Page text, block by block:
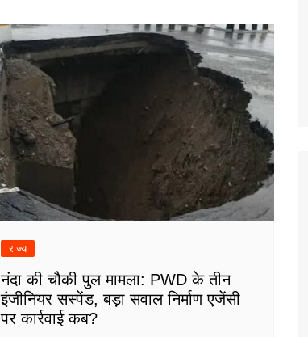
राज्य
नंदा की चौकी पुल मामला: PWD के तीन
इंजीनियर सस्पेंड, बड़ा सवाल निर्माण एजेंसी
पर कार्रवाई कब?